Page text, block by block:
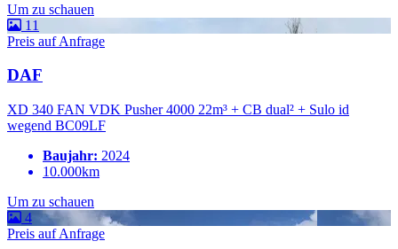
Um zu schauen
11
Preis auf Anfrage
DAF
XD 340 FAN VDK Pusher 4000 22m³ + CB dual² + Sulo id
wegend BC09LF
Baujahr: 2024
10.000km
Um zu schauen
4
Preis auf Anfrage